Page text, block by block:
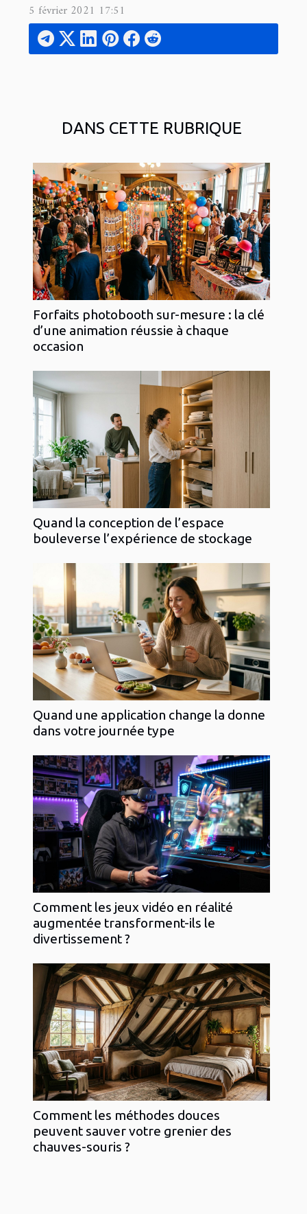
5 février 2021 17:51
DANS CETTE RUBRIQUE
Forfaits photobooth sur-mesure : la clé
d’une animation réussie à chaque
occasion
Quand la conception de l’espace
bouleverse l’expérience de stockage
Quand une application change la donne
dans votre journée type
Comment les jeux vidéo en réalité
augmentée transforment-ils le
divertissement ?
Comment les méthodes douces
peuvent sauver votre grenier des
chauves-souris ?